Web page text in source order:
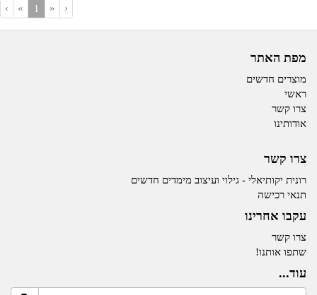
‹
«
1
»
›
מפת האתר
מוצרים חדשים
ראשי
צרו קשר
אודותינו
צרו קשר
רונית יקותיאלי - גילוי ועיצוב מימדים חדשים
תנאי רכישה
עקבו אחרינו
צרו קשר
שתפו אותנו!
עוד...